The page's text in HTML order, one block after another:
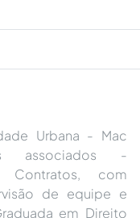
Urbana - Mac
associados -
com
de equipe e
em Direito